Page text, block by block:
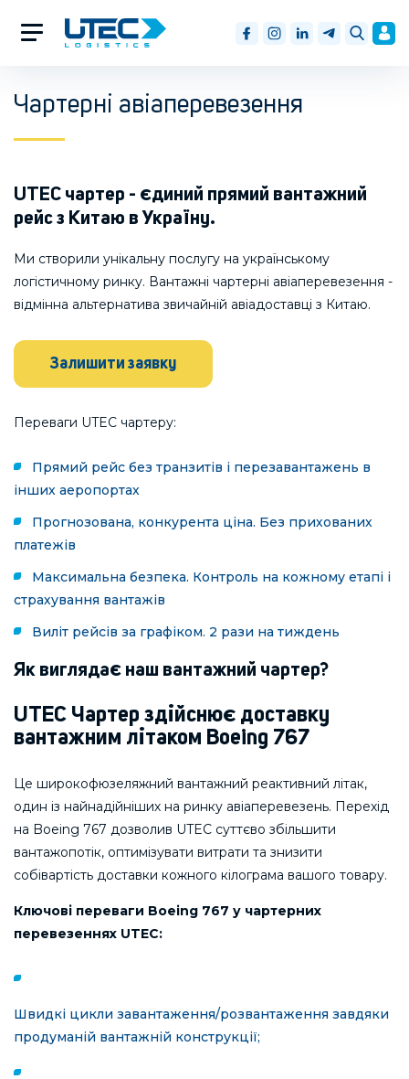
Чартерні авіаперевезення
UTEC чартер - єдиний прямий вантажний
рейс з Китаю в Україну.
Ми створили унікальну послугу на українському
логістичному ринку. Вантажні чартерні авіаперевезення -
відмінна альтернатива звичайній авіадоставці з Китаю.
Залишити заявку
Переваги UTEC чартеру:
Прямий рейс без транзитів і перезавантажень в
інших аеропортах
Прогнозована, конкурента ціна. Без прихованих
платежів
Максимальна безпека. Контроль на кожному етапі і
страхування вантажів
Виліт рейсів за графіком. 2 рази на тиждень
Як виглядає наш вантажний чартер?
UTEC Чартер здійснює доставку
вантажним літаком Boeing 767
Це широкофюзеляжний вантажний реактивний літак,
один із найнадійніших на ринку авіаперевезень. Перехід
на Boeing 767 дозволив UTEC суттєво збільшити
вантажопотік, оптимізувати витрати та знизити
собівартість доставки кожного кілограма вашого товару.
Ключові переваги Boeing 767 у чартерних
перевезеннях UTEC:
Швидкі цикли завантаження/розвантаження завдяки
продуманій вантажній конструкції;